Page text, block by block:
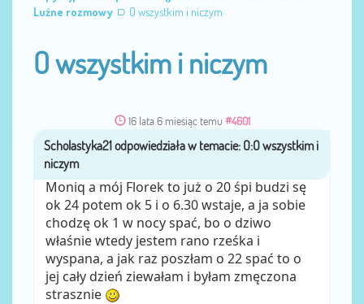
Luźne rozmowy
O wszystkim i niczym
O wszystkim i niczym
16 lata 6 miesiąc temu #4601
przezScholastyka21
Moniq a mój Florek to już o 20 śpi budzi sę
ok 24 potem ok 5 i o 6.30 wstaje, a ja sobie
chodzę ok 1 w nocy spać, bo o dziwo
właśnie wtedy jestem rano rześka i
wyspana, a jak raz poszłam o 22 spać to o
jej cały dzień ziewałam i byłam zmęczona
strasznie